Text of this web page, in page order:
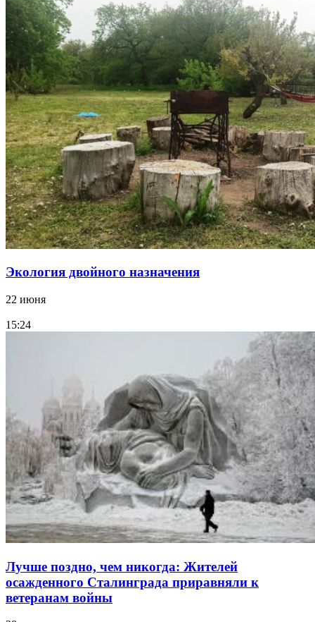
Экология двойного назначения
22 июня
15:24
Лучше поздно, чем никогда: Жителей
осажденного Сталинграда приравняли к
ветеранам войны